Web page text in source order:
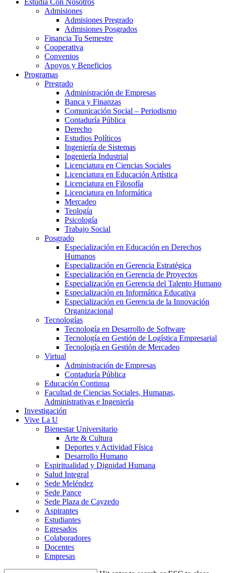
Estudia Con Nosotros
Admisiones
Admisiones Pregrado
Admisiones Posgrados
Financia Tu Semestre
Cooperativa
Convenios
Apoyos y Beneficios
Programas
Pregrado
Administración de Empresas
Banca y Finanzas
Comunicación Social – Periodismo
Contaduría Pública
Derecho
Estudios Políticos
Ingeniería de Sistemas
Ingeniería Industrial
Licenciatura en Ciencias Sociales
Licenciatura en Educación Artística
Licenciatura en Filosofía
Licenciatura en Informática
Mercadeo
Teología
Psicología
Trabajo Social
Posgrado
Especialización en Educación en Derechos
Humanos
Especialización en Gerencia Estratégica
Especialización en Gerencia de Proyectos
Especialización en Gerencia del Talento Humano
Especialización en Informática Educativa
Especialización en Gerencia de la Innovación
Organizacional
Tecnologías
Tecnología en Desarrollo de Software
Tecnología en Gestión de Logística Empresarial
Tecnología en Gestión de Mercadeo
Virtual
Administración de Empresas
Contaduría Pública
Educación Continua
Facultad de Ciencias Sociales, Humanas,
Administrativas e Ingeniería
Investigación
Vive La U
Bienestar Universitario
Arte & Cultura
Deportes y Actividad Física
Desarrollo Humano
Espiritualidad y Dignidad Humana
Salud Integral
Sede Meléndez
Sede Pance
Sede Plaza de Cayzedo
Aspirantes
Estudiantes
Egresados
Colaboradores
Docentes
Empresas